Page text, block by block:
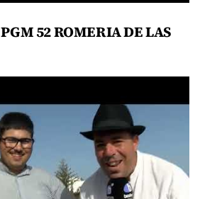
52 ROMERIA DE LAS